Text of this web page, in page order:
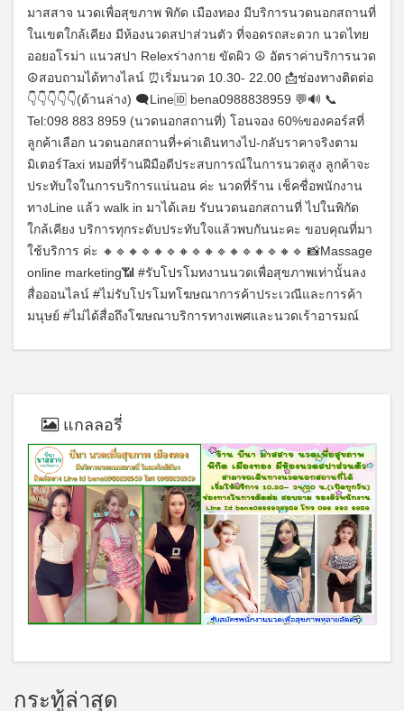
มาสสาจ นวดเพื่อสุขภาพ พิกัด เมืองทอง มีบริการนวดนอกสถานที่
ในเขตใกล้เคียง มีห้องนวดสปาส่วนตัว ที่จอดรถสะดวก นวดไทย
ออยอโรม่า แนวสปา Relexร่างกาย ขัดผิว ☮️ อัตราค่าบริการนวด
☮️สอบถามได้ทางไลน์ ⏰เริ่มนวด 10.30- 22.00 📩ช่องทางติดต่อ
👇👇👇👇👇(ด้านล่าง) 🗨️Line🆔 bena0988838959 💬🔊 📞
Tel:098 883 8959 (นวดนอกสถานที่) โอนจอง 60%ของคอร์สที่
ลูกค้าเลือก นวดนอกสถานที่+ค่าเดินทางไป-กลับราคาจริงตาม
มิเตอร์Taxi หมอที่ร้านฝีมือดีประสบการณ์ในการนวดสูง ลูกค้าจะ
ประทับใจในการบริการแน่นอน ค่ะ นวดที่ร้าน เช็คชื่อพนักงาน
ทางLine แล้ว walk in มาได้เลย รับนวดนอกสถานที่ ไปในพิกัด
ใกล้เคียง บริการทุกระดับประทับใจแล้วพบกันนะคะ ขอบคุณที่มา
ใช้บริการ ค่ะ 🔸🔹🔸🔹🔸🔹🔸🔹🔸🔹🔸🔹🔸🔹🔸🔹 📸Massage
online marketing📶 #รับโปรโมทงานนวดเพื่อสุขภาพเท่านั้นลง
สื่อออนไลน์ #ไม่รับโปรโมทโฆษณาการค้าประเวณีและการค้า
มนุษย์ #ไม่ได้สื่อถึงโฆษณาบริการทางเพศและนวดเร้าอารมณ์
แกลลอรี่
กระทู้ล่าสุด